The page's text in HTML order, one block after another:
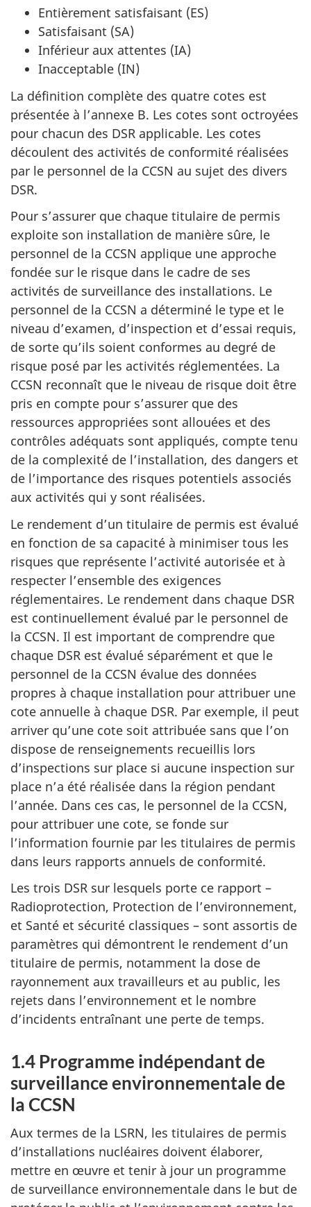
Entièrement satisfaisant (ES)
Satisfaisant (SA)
Inférieur aux attentes (IA)
Inacceptable (IN)
La définition complète des quatre cotes est
présentée à l’annexe B. Les cotes sont octroyées
pour chacun des DSR applicable. Les cotes
découlent des activités de conformité réalisées
par le personnel de la CCSN au sujet des divers
DSR.
Pour s’assurer que chaque titulaire de permis
exploite son installation de manière sûre, le
personnel de la CCSN applique une approche
fondée sur le risque dans le cadre de ses
activités de surveillance des installations. Le
personnel de la CCSN a déterminé le type et le
niveau d’examen, d’inspection et d’essai requis,
de sorte qu’ils soient conformes au degré de
risque posé par les activités réglementées. La
CCSN reconnaît que le niveau de risque doit être
pris en compte pour s’assurer que des
ressources appropriées sont allouées et des
contrôles adéquats sont appliqués, compte tenu
de la complexité de l’installation, des dangers et
de l’importance des risques potentiels associés
aux activités qui y sont réalisées.
Le rendement d’un titulaire de permis est évalué
en fonction de sa capacité à minimiser tous les
risques que représente l’activité autorisée et à
respecter l’ensemble des exigences
réglementaires. Le rendement dans chaque DSR
est continuellement évalué par le personnel de
la CCSN. Il est important de comprendre que
chaque DSR est évalué séparément et que le
personnel de la CCSN évalue des données
propres à chaque installation pour attribuer une
cote annuelle à chaque DSR. Par exemple, il peut
arriver qu’une cote soit attribuée sans que l’on
dispose de renseignements recueillis lors
d’inspections sur place si aucune inspection sur
place n’a été réalisée dans la région pendant
l’année. Dans ces cas, le personnel de la CCSN,
pour attribuer une cote, se fonde sur
l’information fournie par les titulaires de permis
dans leurs rapports annuels de conformité.
Les trois DSR sur lesquels porte ce rapport –
Radioprotection, Protection de l’environnement,
et Santé et sécurité classiques – sont assortis de
paramètres qui démontrent le rendement d’un
titulaire de permis, notamment la dose de
rayonnement aux travailleurs et au public, les
rejets dans l’environnement et le nombre
d’incidents entraînant une perte de temps.
1.4 Programme indépendant de
surveillance environnementale de
la CCSN
Aux termes de la LSRN, les titulaires de permis
d’installations nucléaires doivent élaborer,
mettre en œuvre et tenir à jour un programme
de surveillance environnementale dans le but de